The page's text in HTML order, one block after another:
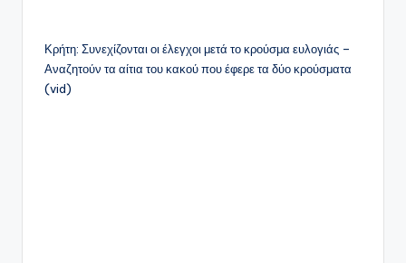
Κρήτη: Συνεχίζονται οι έλεγχοι μετά το κρούσμα ευλογιάς –
Αναζητούν τα αίτια του κακού που έφερε τα δύο κρούσματα
(vid)